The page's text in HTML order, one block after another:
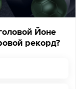
Йоне
рекорд?